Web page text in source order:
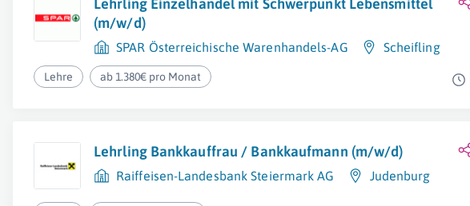
Lehrling Einzelhandel mit Schwerpunkt Lebensmittel
(m/w/d)
SPAR Österreichische Warenhandels-AG Scheifling
Lehre ab 1.380€ pro Monat
Lehrling Bankkauffrau / Bankkaufmann (m/w/d)
Raiffeisen-Landesbank Steiermark AG Judenburg